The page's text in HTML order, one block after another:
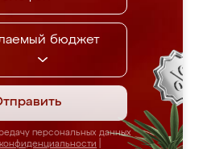
бюджет
персональных данных